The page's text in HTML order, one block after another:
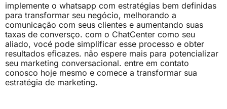
implemente o whatsapp com estratégias bem definidas
para transformar seu negócio, melhorando a
comunicação com seus clientes e aumentando suas
taxas de conversço. com o ChatCenter como seu
aliado, vocé pode simplificar esse processo e obter
resultados eficazes. não espere mais para potencializar
seu marketing conversacional. entre em contato
conosco hoje mesmo e comece a transformar sua
estratégia de marketing.